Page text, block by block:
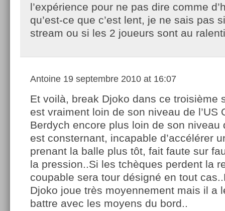
l’expérience pour ne pas dire comme
qu’est-ce que c’est lent, je ne sais pas
stream ou si les 2 joueurs sont au
Antoine 19 septembre 2010 at 16:07
Et voilà, break Djoko dans ce troisième
est vraiment loin de son niveau de l’US
Berdych encore plus loin de son niveau
est consternant, incapable d’accélérer
prenant la balle plus tôt, fait faute sur
la pression..Si les tchèques perdent la
coupable sera tour désigné en tout
Djoko joue très moyennement mais il a
battre avec les moyens du bord..